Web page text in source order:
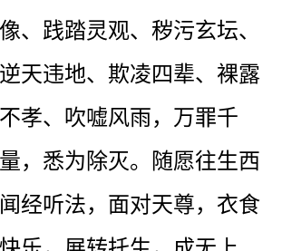
、践踏灵观、秽污玄坛、
天违地、欺凌四辈、裸露
孝、吹嘘风雨，万罪千
，悉为除灭。随愿往生西
经听法，面对天尊，衣食